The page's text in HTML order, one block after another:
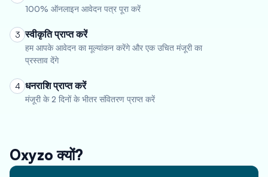
100% ऑनलाइन आवेदन पत्र पूरा करें
3 स्वीकृति प्राप्त करें
हम आपके आवेदन का मूल्यांकन करेंगे और एक उचित मंजूरी का
प्रस्ताव देंगे
4 धनराशि प्राप्त करें
मंजूरी के 2 दिनों के भीतर संवितरण प्राप्त करें
Oxyzo क्यों?